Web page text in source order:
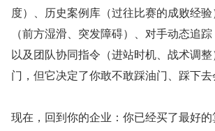
度）、历史案例库（过往比赛的成败经
（前方湿滑、突发障碍）、对手动态追
以及团队协同指令（进站时机、战术调
门，但它决定了你敢不敢踩油门、踩下去
现在，回到你的企业：你已经买了最好